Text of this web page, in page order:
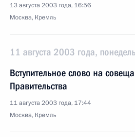
13 августа 2003 года, 16:56
Москва, Кремль
11 августа 2003 года,
Вступительное слово на
Правительства
11 августа 2003 года, 17:44
Москва, Кремль